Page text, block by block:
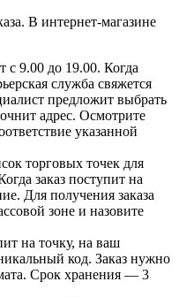
В интернет-магазине
с 9.00 до 19.00. Когда
служба свяжется
предложит выбрать
адрес. Осмотрите
указанной
торговых точек для
заказ поступит на
Для получения заказа
зоне и назовите
на точку, на ваш
код. Заказ нужно
Срок хранения — 3